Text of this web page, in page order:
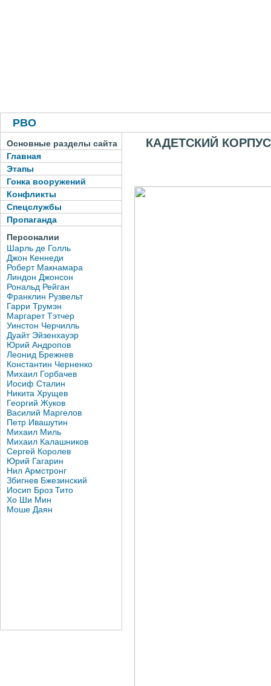
РВО
Основные разделы сайта
Главная
Этапы
Гонка вооружений
Конфликты
Спецслужбы
Пропаганда
Персоналии
Шарль де Голль
Джон Кеннеди
Роберт Макнамара
Линдон Джонсон
Рональд Рейган
Франклин Рузвельт
Гарри Трумэн
Маргарет Тэтчер
Уинстон Черчилль
Дуайт Эйзенхауэр
Юрий Андропов
Леонид Брежнев
Константин Черненко
Михаил Горбачев
Иосиф Сталин
Никита Хрущев
Георгий Жуков
Василий Маргелов
Петр Ивашутин
Михаил Миль
Михаил Калашников
Сергей Королев
Юрий Гагарин
Нил Армстронг
Збигнев Бжезинский
Иосип Броз Тито
Хо Ши Мин
Моше Даян
КАДЕТСКИЙ